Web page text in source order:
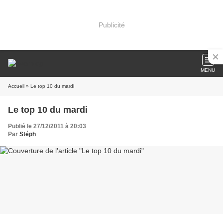
Publicité
MENU
Accueil » Le top 10 du mardi
Le top 10 du mardi
Publié le 27/12/2011 à 20:03
Par Stéph